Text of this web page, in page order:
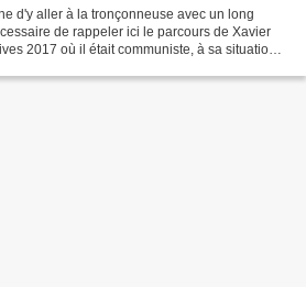
d'y aller à la tronçonneuse avec un long
de rappeler ici le parcours de Xavier
2017 où il était communiste, à sa situation